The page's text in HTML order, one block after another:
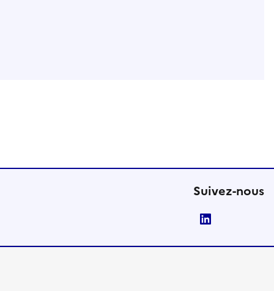
Suivez-nous